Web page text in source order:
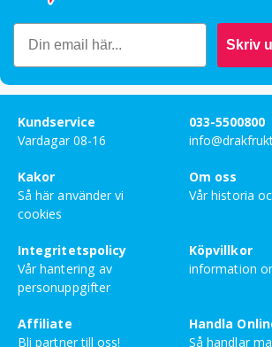
juni 19, 2025
Johanna Persson februari 11, 2025
Anders Ivar Hilding Mansten–januari 30,
God, lite för stark för en i familjen
Margareta Janner januari 21, 2025
Skriv
Kundservice
Vardagar 08-16
033-5500800
Kakor
Så här använder vi
cookies
Om oss
Vår historia
Integritetspolicy
Vår hantering av
personuppgifter
Köpvillkor
information
Affiliate
Bli partner till oss!
Handla
Så handlar